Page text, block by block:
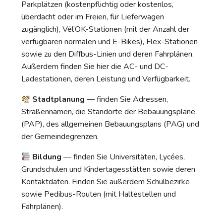
Parkplätzen (kostenpflichtig oder kostenlos,
überdacht oder im Freien, für Lieferwagen
zugänglich), Vël’OK-Stationen (mit der Anzahl der
verfügbaren normalen und E-Bikes), Flex-Stationen
sowie zu den Diffbus-Linien und deren Fahrplänen.
Außerdem finden Sie hier die AC- und DC-
Ladestationen, deren Leistung und Verfügbarkeit.
Stadtplanung — finden Sie Adressen,
Straßennamen, die Standorte der Bebauungspläne
(PAP), des allgemeinen Bebauungsplans (PAG) und
der Gemeindegrenzen.
Bildung — finden Sie Universitäten, Lycées,
Grundschulen und Kindertagesstätten sowie deren
Kontaktdaten. Finden Sie außerdem Schulbezirke
sowie Pedibus-Routen (mit Haltestellen und
Fahrplänen).